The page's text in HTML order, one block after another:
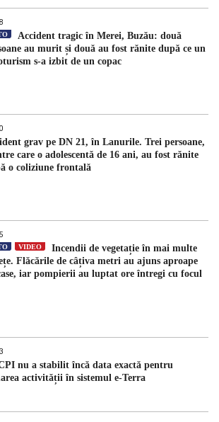
Accident tragic în Merei, Buzău: două
au murit și două au fost rănite după ce un
s-a izbit de un copac
grav pe DN 21, în Lanurile. Trei persoane,
care o adolescentă de 16 ani, au fost rănite
o coliziune frontală
VIDEO
Incendii de vegetație în mai multe
Flăcările de câțiva metri au ajuns aproape
iar pompierii au luptat ore întregi cu focul
nu a stabilit încă data exactă pentru
activității în sistemul e-Terra